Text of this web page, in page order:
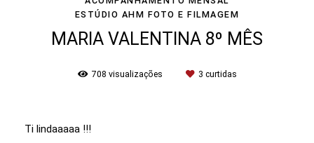
ESTÚDIO AHM FOTO E FILMAGEM
MARIA VALENTINA 8º MÊS
708 visualizações 3 curtidas
Ti lindaaaaa !!!